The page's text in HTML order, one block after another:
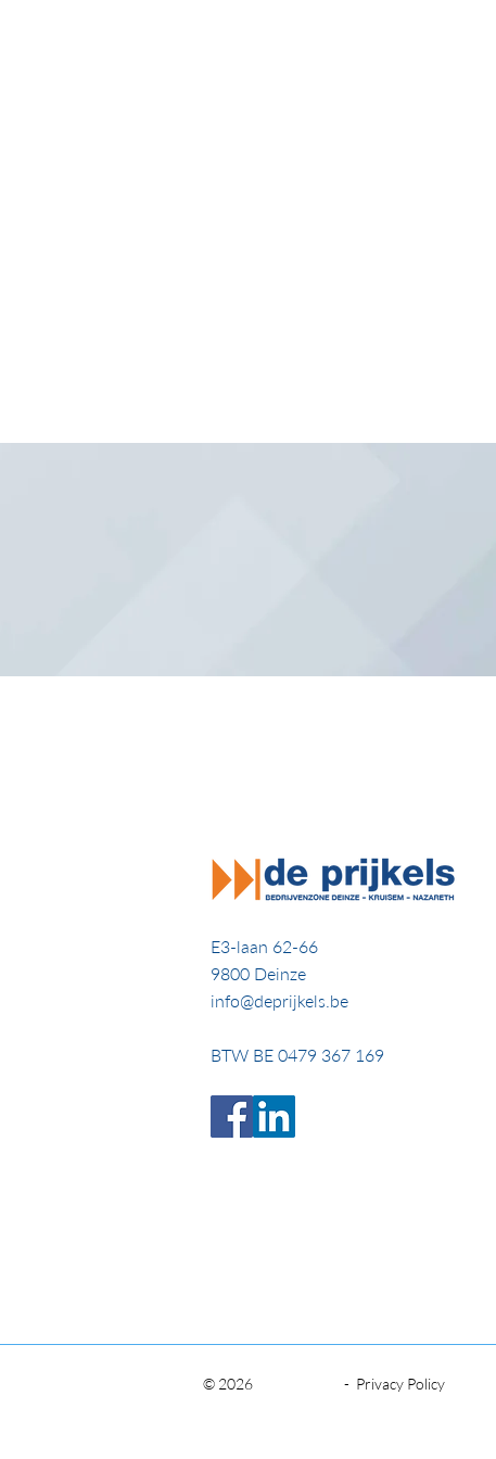
E3-laan 62-66
9800 Deinze
info@deprijkels.be
BTW BE 0479 367 169
© 2026 - Privacy Policy